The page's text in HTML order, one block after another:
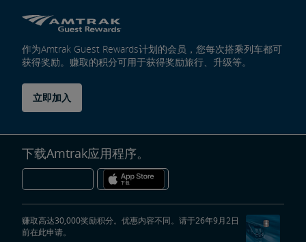
作为Amtrak Guest Rewards计划的会员，您每次搭乘列车都可
获得奖励。赚取的积分可用于获得奖励旅行、升级等。
立即加入
下载Amtrak应用程序。
赚取高达30,000奖励积分。优惠内容不同。请于26年9月2日
前在此申请。